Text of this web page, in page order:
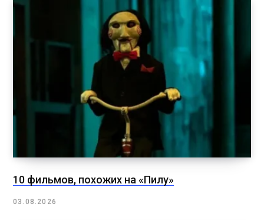
10 фильмов, похожих на «Пилу»
03.08.2026